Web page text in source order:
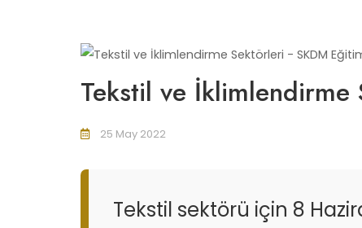
Tekstil ve
25 May 2022
Tekstil sektörü için 8